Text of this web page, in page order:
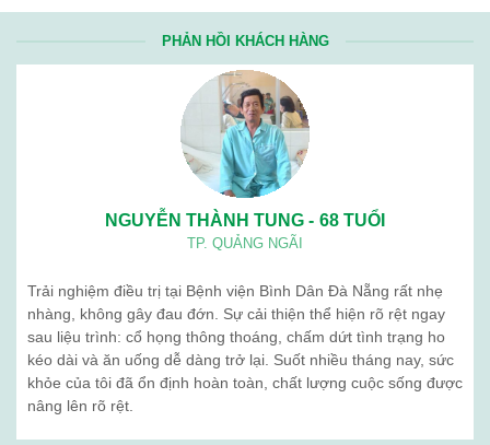
PHẢN HỒI KHÁCH HÀNG
NGUYỄN THÀNH TUNG - 68 TUỔI
TP. QUẢNG NGÃI
Trải nghiệm điều trị tại Bệnh viện Bình Dân Đà Nẵng rất nhẹ
nhàng, không gây đau đớn. Sự cải thiện thể hiện rõ rệt ngay
sau liệu trình: cổ họng thông thoáng, chấm dứt tình trạng ho
kéo dài và ăn uống dễ dàng trở lại. Suốt nhiều tháng nay, sức
khỏe của tôi đã ổn định hoàn toàn, chất lượng cuộc sống được
nâng lên rõ rệt.